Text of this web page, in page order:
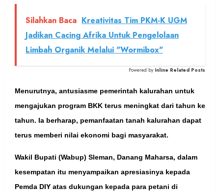
Silahkan Baca Kreativitas Tim PKM-K UGM
Jadikan Cacing Afrika Untuk Pengelolaan
Limbah Organik Melalui "Wormibox"
Powered by Inline Related Posts
Menurutnya, antusiasme pemerintah kalurahan untuk
mengajukan program BKK terus meningkat dari tahun ke
tahun. Ia berharap, pemanfaatan tanah kalurahan dapat
terus memberi nilai ekonomi bagi masyarakat.
Wakil Bupati (Wabup) Sleman, Danang Maharsa, dalam
kesempatan itu menyampaikan apresiasinya kepada
Pemda DIY atas dukungan kepada para petani di